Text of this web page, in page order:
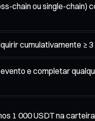
chain ou single-chain)
cumulativamente ≥
e completar
1 000 USDT na